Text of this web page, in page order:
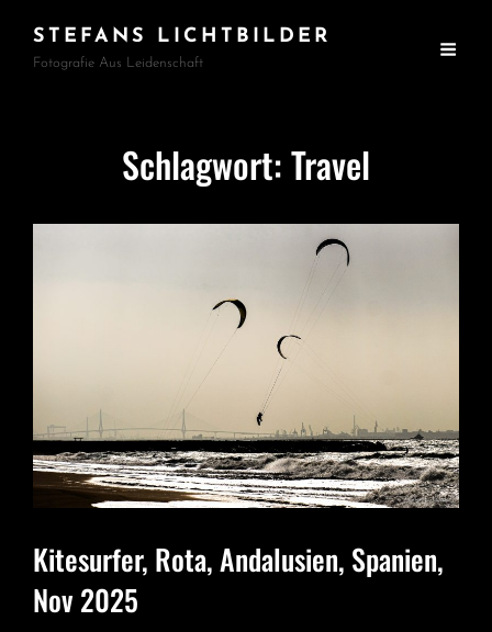
STEFANS LICHTBILDER
Fotografie Aus Leidenschaft
Schlagwort:Travel
Kitesurfer, Rota, Andalusien, Spanien,
Nov 2025